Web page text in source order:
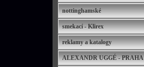
nottinghamské
smekací - Klirex
reklamy a katalogy
ALEXANDR UGGÉ - PRAHA